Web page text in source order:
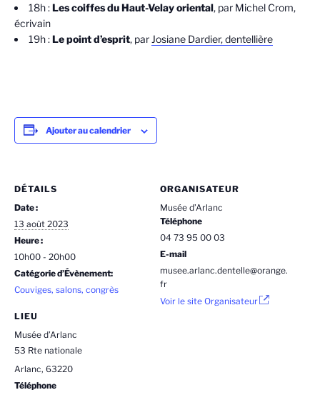
18h :Les coiffes du Haut-Velay oriental, par Michel Crom,
écrivain
19h :Le point d’esprit, par Josiane Dardier, dentellière
Ajouter au calendrier
DÉTAILS
Date :
13 août 2023
Heure :
10h00 - 20h00
Catégorie d’Évènement:
Couviges, salons, congrès
LIEU
Musée d’Arlanc
53 Rte nationale
Arlanc, 63220
Téléphone
ORGANISATEUR
Musée d’Arlanc
Téléphone
04 73 95 00 03
E-mail
musee.arlanc.dentelle@orange.
fr
Voir le site Organisateur